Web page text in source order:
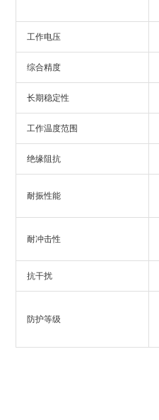
工作电压
综合精度
长期稳定性
工作温度范围
绝缘阻抗
耐振性能
耐冲击性
抗干扰
防护等级